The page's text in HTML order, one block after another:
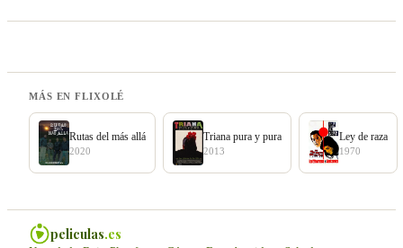
MÁS EN FLIXOLÉ
Rutas del más allá
2020
Triana pura y pura
2013
Ley de raza
1970
peliculas.es